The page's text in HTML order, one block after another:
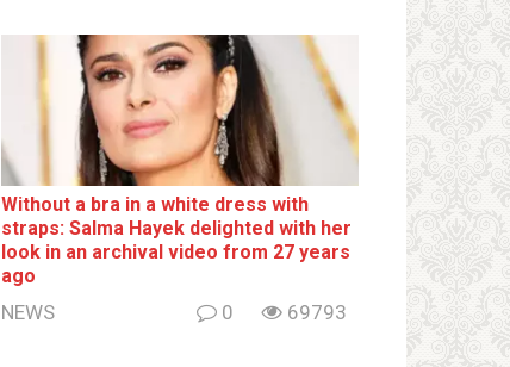
Without a brа in a white dress with
strаps: Salma Hayek delighted with her
look in an archival video from 27 years
ago
NEWS 0 69793